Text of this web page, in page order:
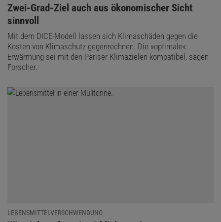
:
Zwei-Grad-Ziel auch aus ökonomischer Sicht
sinnvoll
Mit dem DICE-Modell lassen sich Klimaschäden gegen die
Kosten von Klimaschutz gegenrechnen. Die »optimale«
Erwärmung sei mit den Pariser Klimazielen kompatibel, sagen
Forscher.
LEBENSMITTELVERSCHWENDUNG